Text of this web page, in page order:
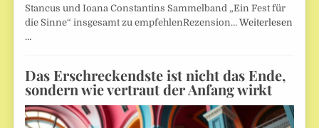
Stancus und Ioana Constantins Sammelband „Ein Fest für
die Sinne“ insgesamt zu empfehlenRezension…Weiterlesen
…
Das Erschreckendste ist nicht das Ende,
sondern wie vertraut der Anfang wirkt